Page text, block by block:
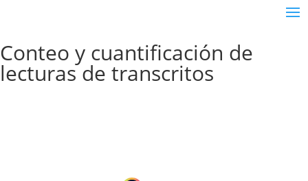
Conteo y cuantificación de
lecturas de transcritos